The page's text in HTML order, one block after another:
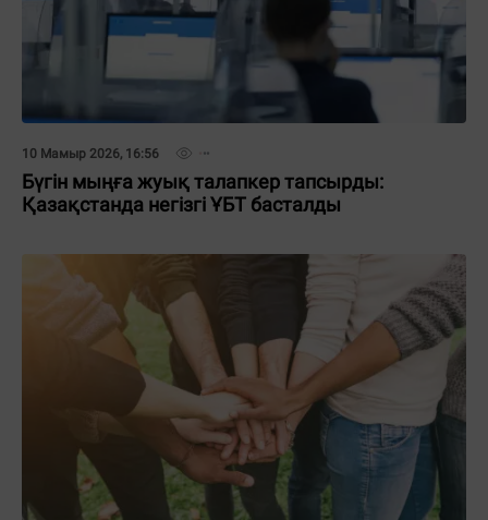
10 Мамыр 2026, 16:56
Бүгін мыңға жуық талапкер тапсырды:
Қазақстанда негізгі ҰБТ басталды